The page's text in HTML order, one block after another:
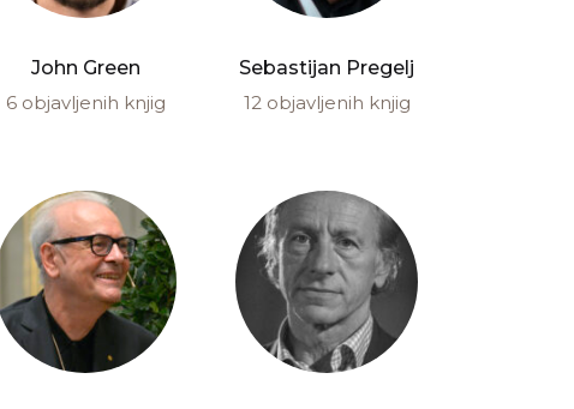
John Green
6 objavljenih knjig
Sebastijan Pregelj
12 objavljenih knjig